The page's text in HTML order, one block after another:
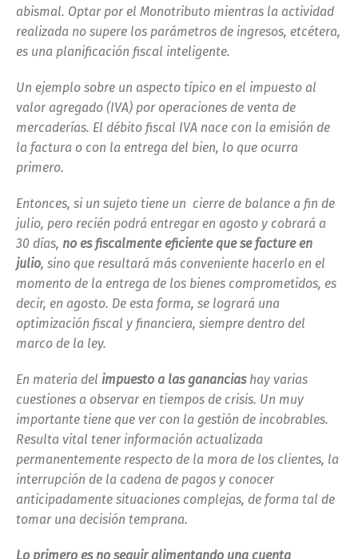
abismal. Optar por el Monotributo mientras la actividad
realizada no supere los parámetros de ingresos, etcétera,
es una planificación fiscal inteligente.
Un ejemplo sobre un aspecto típico en el impuesto al
valor agregado (IVA) por operaciones de venta de
mercaderías. El débito fiscal IVA nace con la emisión de
la factura o con la entrega del bien, lo que ocurra
primero.
Entonces, si un sujeto tiene un cierre de balance a fin de
julio, pero recién podrá entregar en agosto y cobrará a
30 días, no es fiscalmente eficiente que se facture en
julio, sino que resultará más conveniente hacerlo en el
momento de la entrega de los bienes comprometidos, es
decir, en agosto. De esta forma, se logrará una
optimización fiscal y financiera, siempre dentro del
marco de la ley.
En materia del impuesto a las gananciashay varias
cuestiones a observar en tiempos de crisis. Un muy
importante tiene que ver con la gestión de incobrables.
Resulta vital tener información actualizada
permanentemente respecto de la mora de los clientes, la
interrupción de la cadena de pagos y conocer
anticipadamente situaciones complejas, de forma tal de
tomar una decisión temprana.
Lo primero es no seguir alimentando una cuenta